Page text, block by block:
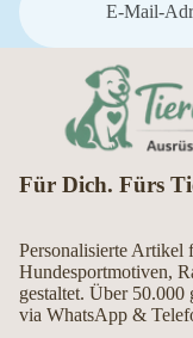
Für Dich. Fürs
Personalisierte Artikel
Hundesportmotiven,
gestaltet. Über
via WhatsApp &